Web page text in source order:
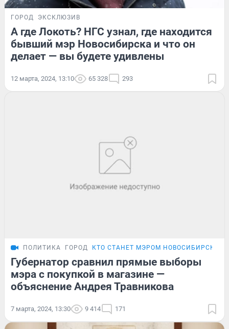
ГОРОД ЭКСКЛЮЗИВ
А где Локоть? НГС узнал, где находится
бывший мэр Новосибирска и что он
делает — вы будете удивлены
12 марта, 2024, 13:10 65 328 293
ПОЛИТИКА ГОРОД КТО СТАНЕТ МЭРОМ НОВОСИБИРСКА
Губернатор сравнил прямые выборы
мэра с покупкой в магазине —
объяснение Андрея Травникова
7 марта, 2024, 13:30 9 414 171